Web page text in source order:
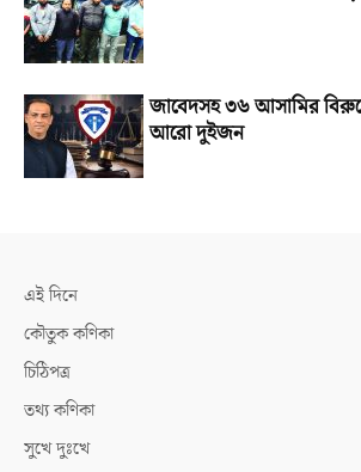
জাবেদসহ ৩৬ আসামির
আরো দুইজন
এই দিনে
কৌতুক কণিকা
চিঠিপত্র
তথ্য কণিকা
সুখে দুঃখে